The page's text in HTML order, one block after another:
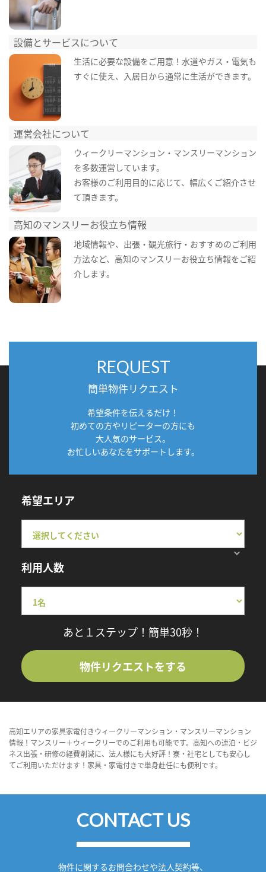
設備とサービスについて
生活に必要な設備をご用意！水道やガス・電気も
すぐに使え、入居日から通常に生活ができます。
運営会社について
ウィークリーマンション・マンスリーマンション
を多数運営しています。
お客様のご利用目的に応じて、幅広くご紹介させ
て頂きます。
高知のマンスリーお役立ち情報
地域情報や、出張・観光旅行・おすすめのご利用
方法など、高知のマンスリーお役立ち情報をご紹
介します。
REQUEST
簡単物件リクエスト
希望条件を伝えるだけ！
初めての方やリピーターの方にも
大人気のサービス。
お忙しいあなたをサポートします。
希望エリア
利用人数
あと１ステップ！簡単30秒！
物件リクエストをする
高知エリアの家具家電付きウィークリーマンション・マンスリーマンション
情報！マンスリー＋ウィークリーでのご利用も可能です。高知への連泊・ビジ
ネス出張・研修の経費削減に、法人様にも大好評！寮・社宅としても安心し
てご利用いただけます！家具・家電付きで単身赴任にも便利です。
CONTACT US
物件に関するお問合わせや法人契約等、